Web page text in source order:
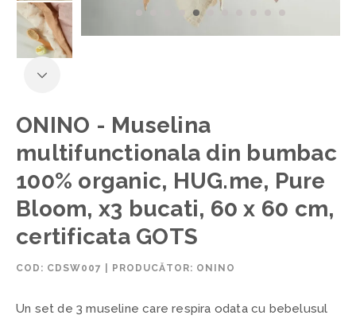
ONINO - Muselina
multifunctionala din bumbac
100% organic, HUG.me, Pure
Bloom, x3 bucati, 60 x 60 cm,
certificata GOTS
COD: CDSW007 PRODUCĂTOR: ONINO
Un set de 3 museline care respira odata cu bebelusul